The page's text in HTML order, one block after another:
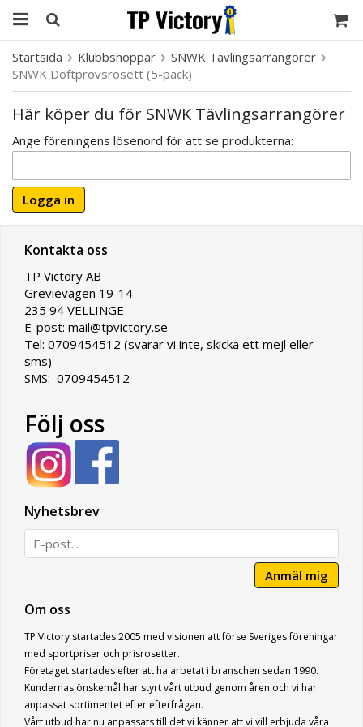
Startsida Klubbshoppar
SNWK Tävlingsarrangörer
SNWK Doftprovsrosett (5-pack)
Här köper du för SNWK Tävlingsarrangörer
Ange föreningens lösenord för att se produkterna:
Logga in
Kontakta oss
TP Victory AB
Grevievägen 19-14
235 94 VELLINGE
E-post: mail@tpvictory.se
Tel: 0709454512 (svarar vi inte, skicka ett mejl eller
sms)
SMS: 0709454512
Följ oss
Nyhetsbrev
Anmäl mig
Om oss
TP Victory startades 2005 med visionen att förse Sveriges föreningar
med sportpriser och prisrosetter.
Företaget startades efter att ha arbetat i branschen sedan 1990.
Kundernas önskemål har styrt vårt utbud genom åren och vi har
anpassat sortimentet efter efterfrågan.
Vårt utbud har nu anpassats till det vi känner att vi vill erbjuda våra